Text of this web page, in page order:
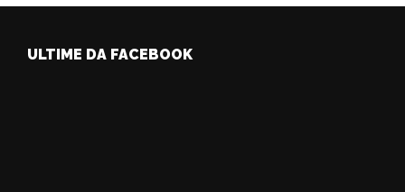
ULTIME DA FACEBOOK